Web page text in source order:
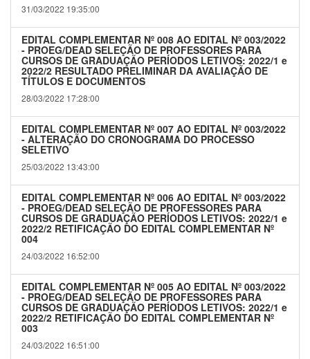
31/03/2022 19:35:00
EDITAL COMPLEMENTAR Nº 008 AO EDITAL Nº 003/2022
- PROEG/DEAD SELEÇÃO DE PROFESSORES PARA
CURSOS DE GRADUAÇÃO PERÍODOS LETIVOS: 2022/1 e
2022/2 RESULTADO PRELIMINAR DA AVALIAÇÃO DE
TÍTULOS E DOCUMENTOS
28/03/2022 17:28:00
EDITAL COMPLEMENTAR Nº 007 AO EDITAL Nº 003/2022
- ALTERAÇÃO DO CRONOGRAMA DO PROCESSO
SELETIVO
25/03/2022 13:43:00
EDITAL COMPLEMENTAR Nº 006 AO EDITAL Nº 003/2022
- PROEG/DEAD SELEÇÃO DE PROFESSORES PARA
CURSOS DE GRADUAÇÃO PERÍODOS LETIVOS: 2022/1 e
2022/2 RETIFICAÇÃO DO EDITAL COMPLEMENTAR Nº
004
24/03/2022 16:52:00
EDITAL COMPLEMENTAR Nº 005 AO EDITAL Nº 003/2022
- PROEG/DEAD SELEÇÃO DE PROFESSORES PARA
CURSOS DE GRADUAÇÃO PERÍODOS LETIVOS: 2022/1 e
2022/2 RETIFICAÇÃO DO EDITAL COMPLEMENTAR Nº
003
24/03/2022 16:51:00